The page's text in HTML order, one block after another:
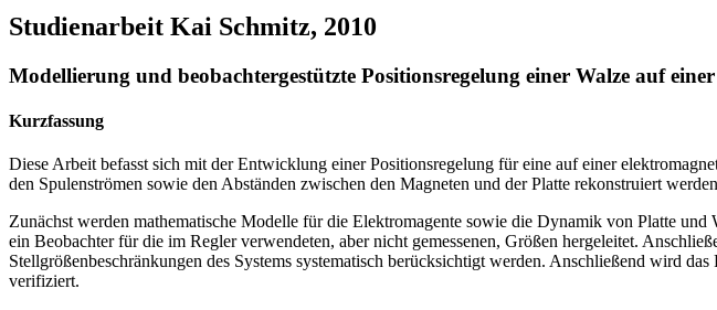
Studienarbeit Kai Schmitz, 2010
Modellierung und beobachtergestützte Positionsregelung einer Walze auf
Kurzfassung
Diese Arbeit befasst sich mit der Entwicklung einer Positionsregelung für eine auf einer
den Spulenströmen sowie den Abständen zwischen den Magneten und der Platte rekonstruiert
Zunächst werden mathematische Modelle für die Elektromagente sowie die Dynamik von Platte
ein Beobachter für die im Regler verwendeten, aber nicht gemessenen, Größen hergeleitet.
Stellgrößenbeschränkungen des Systems systematisch berücksichtigt werden. Anschließend wird
verifiziert.